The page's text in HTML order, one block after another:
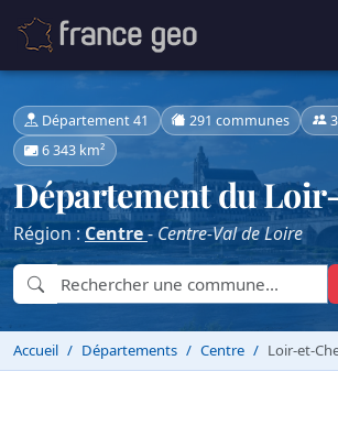
Département 41 291 communes
6 343 km²
Département du
Région : Centre- Centre-Val de Loire
Accueil Départements Centre Loir-et-